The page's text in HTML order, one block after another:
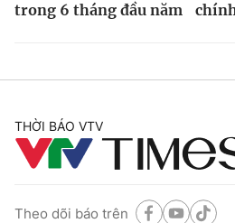
trong 6 tháng đầu năm
THỜI BÁO VTV
Theo dõi báo trên